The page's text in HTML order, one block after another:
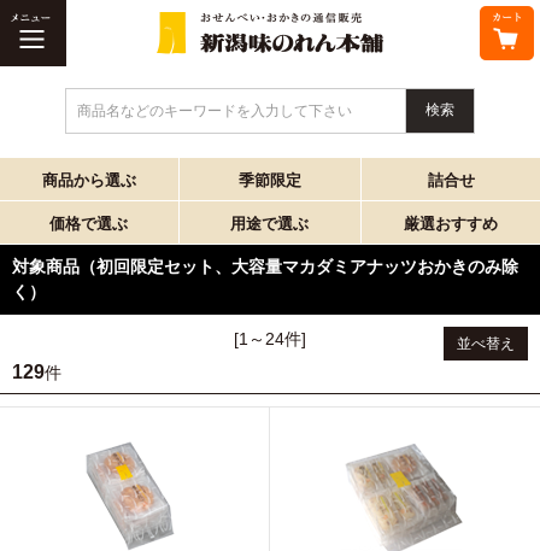
商品名などのキーワードを入力して下さい
商品から選ぶ 季節限定 詰合せ
価格で選ぶ 用途で選ぶ 厳選おすすめ
対象商品（初回限定セット、大容量マカダミアナッツおかきのみ除
く）
並べ替え
[1～24件]
129件